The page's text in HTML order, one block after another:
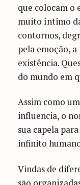
que colocam o
muito íntimo
contornos,
pela emoção,
existência.
do mundo em
Assim como
influencia, o
sua capela
infinito
Vindas de
são